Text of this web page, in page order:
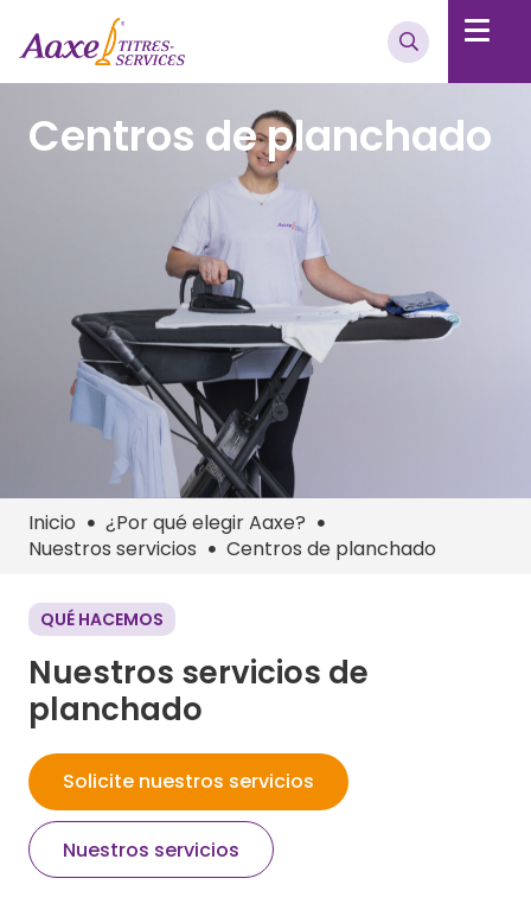
Centros de planchado
Inicio
¿Por qué elegir Aaxe?
Nuestros servicios
Centros de planchado
QUÉ HACEMOS
Nuestros servicios de
planchado
Solicite nuestros servicios
Nuestros servicios